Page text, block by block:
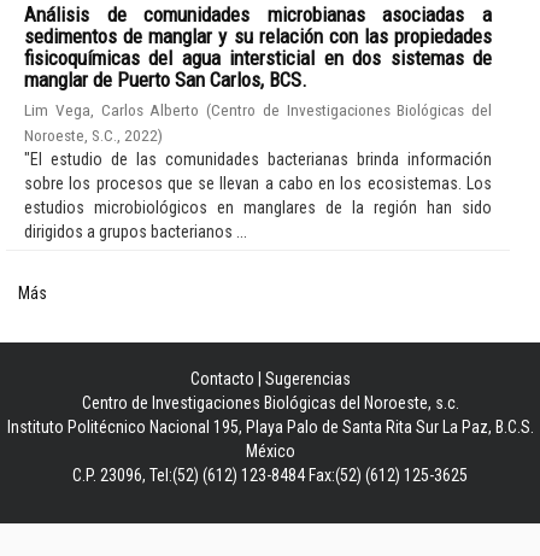
Análisis de comunidades microbianas asociadas a
sedimentos de manglar y su relación con las propiedades
fisicoquímicas del agua intersticial en dos sistemas de
manglar de Puerto San Carlos, BCS.
Lim Vega, Carlos Alberto (Centro de Investigaciones Biológicas del
Noroeste, S.C.
2022)
"El estudio de las comunidades bacterianas brinda información
sobre los procesos que se llevan a cabo en los ecosistemas. Los
estudios microbiológicos en manglares de la región han sido
dirigidos a grupos bacterianos ...
Más
Contacto
Sugerencias
Centro de Investigaciones Biológicas del Noroeste, s.c.
Instituto Politécnico Nacional 195, Playa Palo de Santa Rita Sur La Paz, B.C.S.
México
C.P. 23096, Tel:(52) (612) 123-8484 Fax:(52) (612) 125-3625